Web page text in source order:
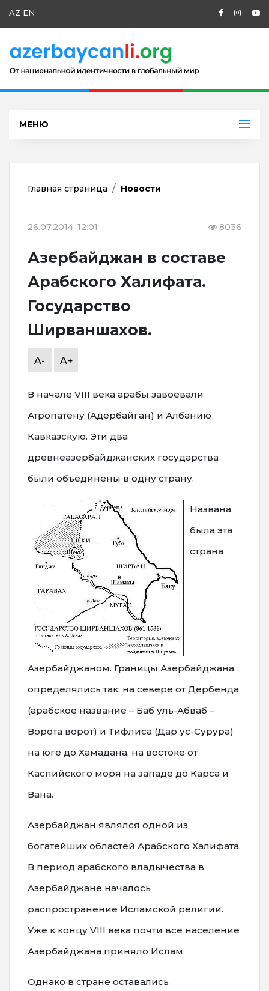
AZ EN
МЕНЮ
Главная страница Новости
26.07.2014, 12:01 8036
Азербайджан в составе
Арабского Халифата.
Государство
Ширваншахов.
A- A+
В начале VIII века арабы завоевали
Атропатену (Адербайган) и Албанию
Кавказскую. Эти два
древнеазербайджанских государства
были объединены в одну страну.
Названа
была эта
страна
Азербайджаном. Границы Азербайджана
определялись так: на севере от Дербенда
(арабское название – Баб уль-Абваб –
Ворота ворот) и Тифлиса (Дар ус-Сурура)
на юге до Хамадана, на востоке от
Каспийского моря на западе до Карса и
Вана.
Азербайджан являлся одной из
богатейших областей Арабского Халифата.
В период арабского владычества в
Азербайджане началось
распространение Исламской религии.
Уже к концу VIII века почти все население
Азербайджана приняло Ислам.
Однако в стране оставались